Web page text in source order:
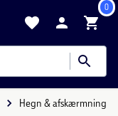
0
Hegn & afskærmning